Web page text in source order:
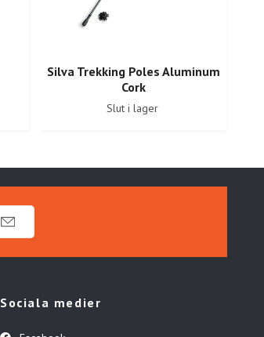
Silva Trekking Poles Aluminum
Cork
Slut i lager
Sociala medier